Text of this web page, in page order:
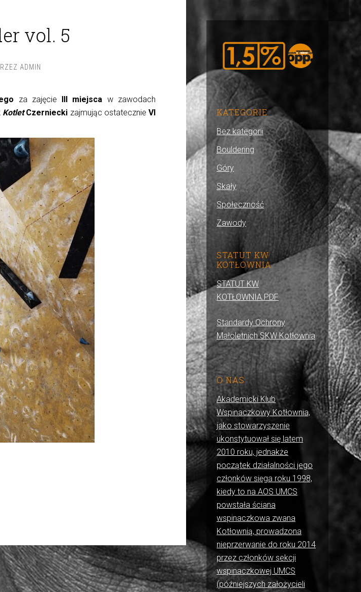
vol. 5
ADMIN
za zajęcie III miejsca w zawodach
KotletCzerniecki zajmując ostatecznie VI
KATEGORIE
Bez kategorii
Bouldering
Góry
Skały
Społeczność
Zawody
STATUT KW
KOTŁOWNIA
STATUT KW
KOTŁOWNIA.PDF
Standardy Ochrony
Małoletnich SKW Kotłownia
O NAS
Akademicki Klub
Wspinaczkowy Kotłownia,
jako stowarzyszenie
ukonstytuował się latem
2010 roku, jednakże
początek działalności jego
członków sięga roku 1998,
kiedy to na AOS UMCS
powstała ściana
wspinaczkowa zwana
Kotłownią, prowadzona
nieprzerwanie do roku 2014
przez członków sekcji
wspinaczkowej UMCS
(późniejszych założycieli